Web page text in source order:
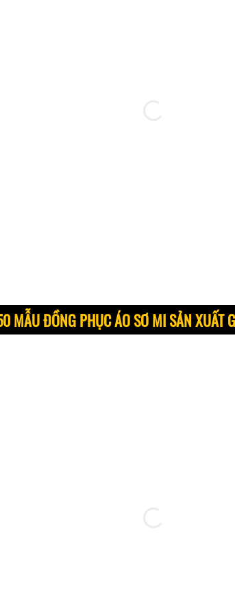
MẪU ĐỒNG PHỤC ÁO SƠ MI SẢN XUẤT